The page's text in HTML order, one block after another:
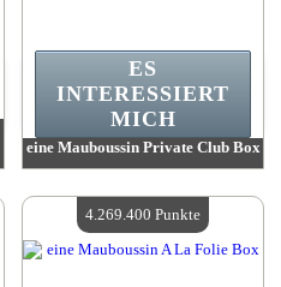
eine Mauboussin Private Club Box
Verfügbare Menge:4
ES
INTERESSIERT
MICH
4.269.400 Punkte